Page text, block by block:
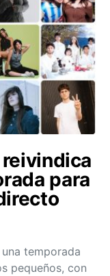
reivindica
para
temporada
pequeños, con